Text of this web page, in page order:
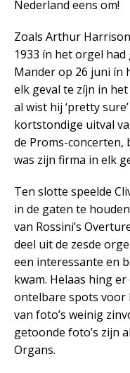
Nederland eens om!
Zoals Arthur
1933 ín het orgel
Mander op 26 juni ín
elk geval te zíjn in
al wist hij ‘pretty
kortstondige uitval
de Proms-concerten,
was zijn firma in elk
Ten slotte speelde
in de gaten te
van Rossini’s
deel uit de zesde
een interessante en
kwam. Helaas hing
ontelbare spots voor
van foto’s weinig
getoonde foto’s zijn
Organs.